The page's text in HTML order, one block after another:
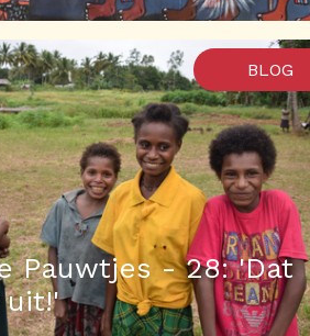
BLOG
Pauwtjes - 28: 'Dat
uit!'